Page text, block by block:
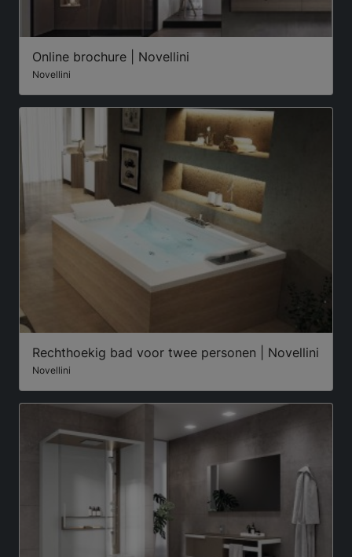
Online brochure | Novellini
Novellini
Rechthoekig bad voor twee personen | Novellini
Novellini